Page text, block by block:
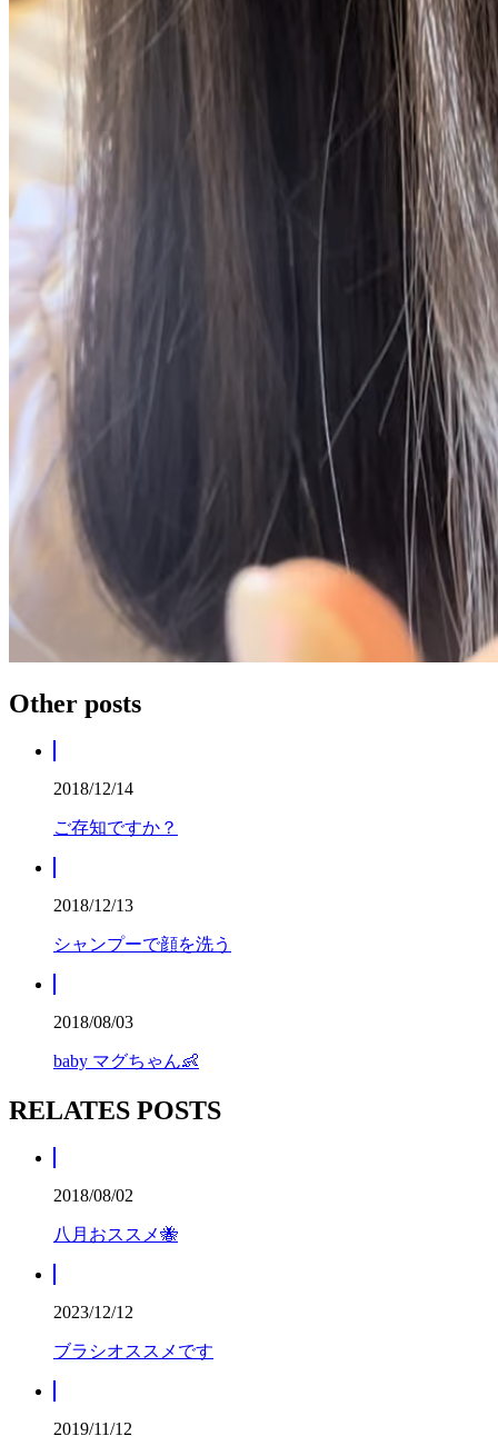
Other posts
2018/12/14
ご存知ですか？
2018/12/13
シャンプーで顔を洗う
2018/08/03
baby マグちゃん👶
RELATES POSTS
2018/08/02
八月おススメ🐝
2023/12/12
ブラシオススメです
2019/11/12